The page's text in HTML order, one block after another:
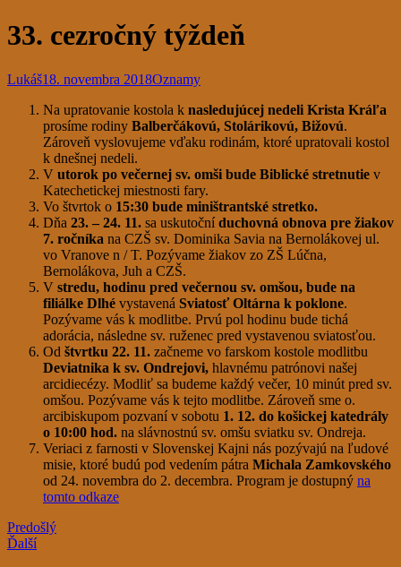
33. cezročný týždeň
Lukáš18. novembra 2018Oznamy
Na upratovanie kostola k nasledujúcej nedeli Krista Kráľa
prosíme rodiny Balberčákovú, Stolárikovú, Bižovú.
Zároveň vyslovujeme vďaku rodinám, ktoré upratovali kostol
k dnešnej nedeli.
V utorok po večernej sv. omši bude Biblické stretnutie v
Katechetickej miestnosti fary.
Vo štvrtok o 15:30 bude miništrantské stretko.
Dňa 23. – 24. 11. sa uskutočníduchovná obnova pre žiakov
7. ročníka na CZŠ sv. Dominika Savia na Bernolákovej ul.
vo Vranove n / T. Pozývame žiakov zo ZŠ Lúčna,
Bernolákova, Juh a CZŠ.
V stredu, hodinu pred večernou sv. omšou, bude na
filiálke Dlhé vystavená Sviatosť Oltárna k poklone.
Pozývame vás k modlitbe. Prvú pol hodinu bude tichá
adorácia, následne sv. ruženec pred vystavenou sviatosťou.
Od štvrtku 22. 11. začneme vo farskom kostole modlitbu
Deviatnika k sv. Ondrejovi, hlavnému patrónovi našej
arcidiecézy. Modliť sa budeme každý večer, 10 minút pred sv.
omšou. Pozývame vás k tejto modlitbe. Zároveň sme o.
arcibiskupom pozvaní v sobotu 1. 12. do košickej katedrály
o 10:00 hod. na slávnostnú sv. omšu sviatku sv. Ondreja.
Veriaci z farnosti v Slovenskej Kajni nás pozývajú na ľudové
misie, ktoré budú pod vedením pátra Michala Zamkovského
od 24. novembra do 2. decembra. Program je dostupný na
tomto odkaze
Predošlý
Ďalší